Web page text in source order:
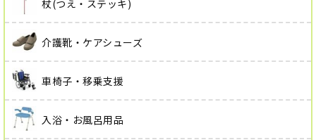
杖(つえ・ステッキ)
介護靴・ケアシューズ
車椅子・移乗支援
入浴・お風呂用品